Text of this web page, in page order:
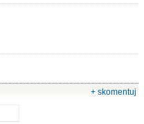
+ skomentuj